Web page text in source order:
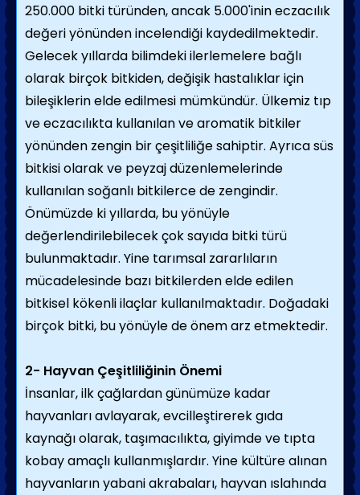
250.000 bitki türünden, ancak 5.000'inin eczacılık
değeri yönünden incelendiği kaydedilmektedir.
Gelecek yıllarda bilimdeki ilerlemelere bağlı
olarak birçok bitkiden, değişik hastalıklar için
bileşiklerin elde edilmesi mümkündür. Ülkemiz tıp
ve eczacılıkta kullanılan ve aromatik bitkiler
yönünden zengin bir çeşitliliğe sahiptir. Ayrıca süs
bitkisi olarak ve peyzaj düzenlemelerinde
kullanılan soğanlı bitkilerce de zengindir.
Önümüzde ki yıllarda, bu yönüyle
değerlendirilebilecek çok sayıda bitki türü
bulunmaktadır. Yine tarımsal zararlıların
mücadelesinde bazı bitkilerden elde edilen
bitkisel kökenli ilaçlar kullanılmaktadır. Doğadaki
birçok bitki, bu yönüyle de önem arz etmektedir.
2- Hayvan Çeşitliliğinin Önemi
İnsanlar, ilk çağlardan günümüze kadar
hayvanları avlayarak, evcilleştirerek gıda
kaynağı olarak, taşımacılıkta, giyimde ve tıpta
kobay amaçlı kullanmışlardır. Yine kültüre alınan
hayvanların yabani akrabaları, hayvan ıslahında